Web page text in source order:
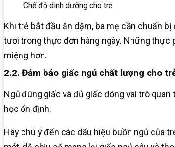
Chế độ dinh dưỡng cho trẻ
Khi trẻ bắt đầu ăn dặm, ba mẹ cần chuẩn
tươi trong thực đơn hàng ngày. Những thực
miệng hơn.
2.2. Đảm bảo giấc ngủ chất lượng cho
Ngủ đúng giấc và đủ giấc đóng vai trò
học ổn định.
Hãy chú ý đến các dấu hiệu buồn ngủ của